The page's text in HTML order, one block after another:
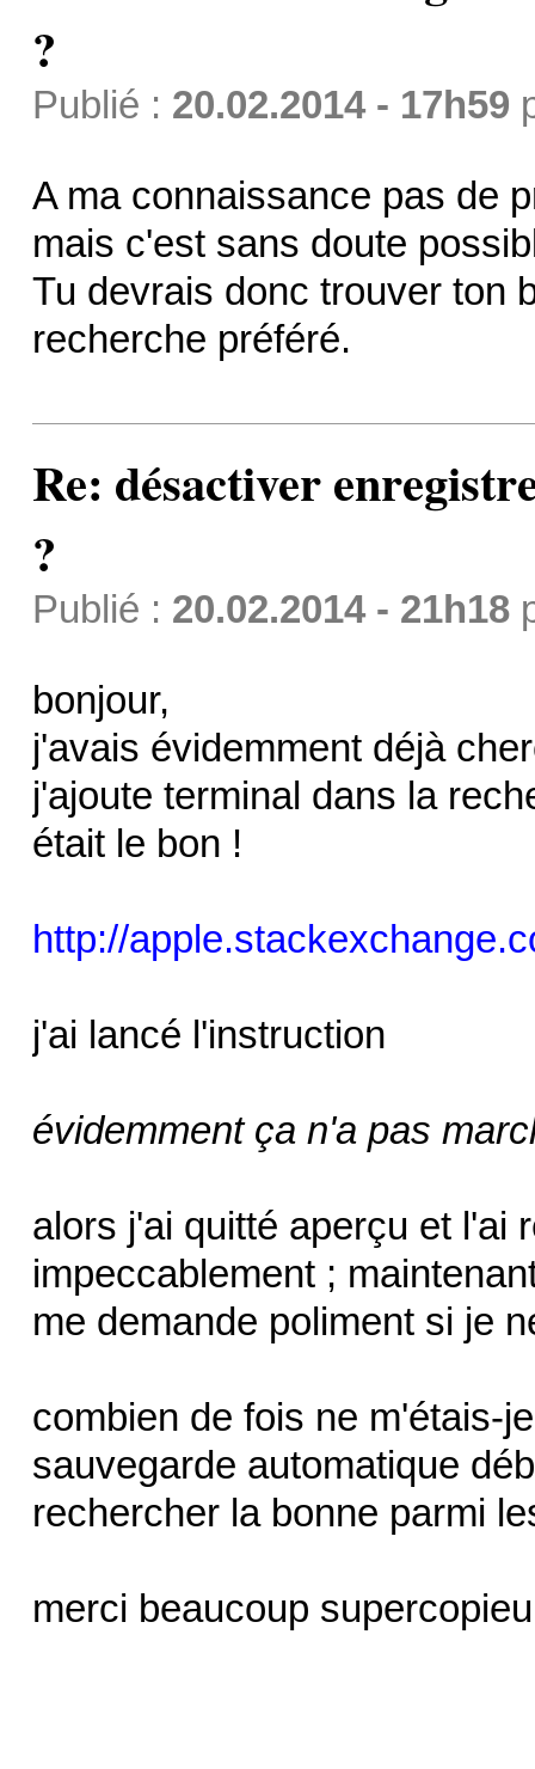
?
Publié : 20.02.2014 - 17h59
A ma connaissance pas de
mais c'est sans doute
Tu devrais donc trouver ton
recherche préféré.
Re: désactiver
?
Publié : 20.02.2014 - 21h18
bonjour,
j'avais évidemment déjà
j'ajoute terminal dans la
était le bon !
http://
j'ai lancé l'instruction
évidemment ça n'a pas
alors j'ai quitté aperçu et l'ai
impeccablement ;
me demande poliment si je
combien de fois ne m'étais-
sauvegarde automatique
rechercher la bonne parmi
merci beaucoup